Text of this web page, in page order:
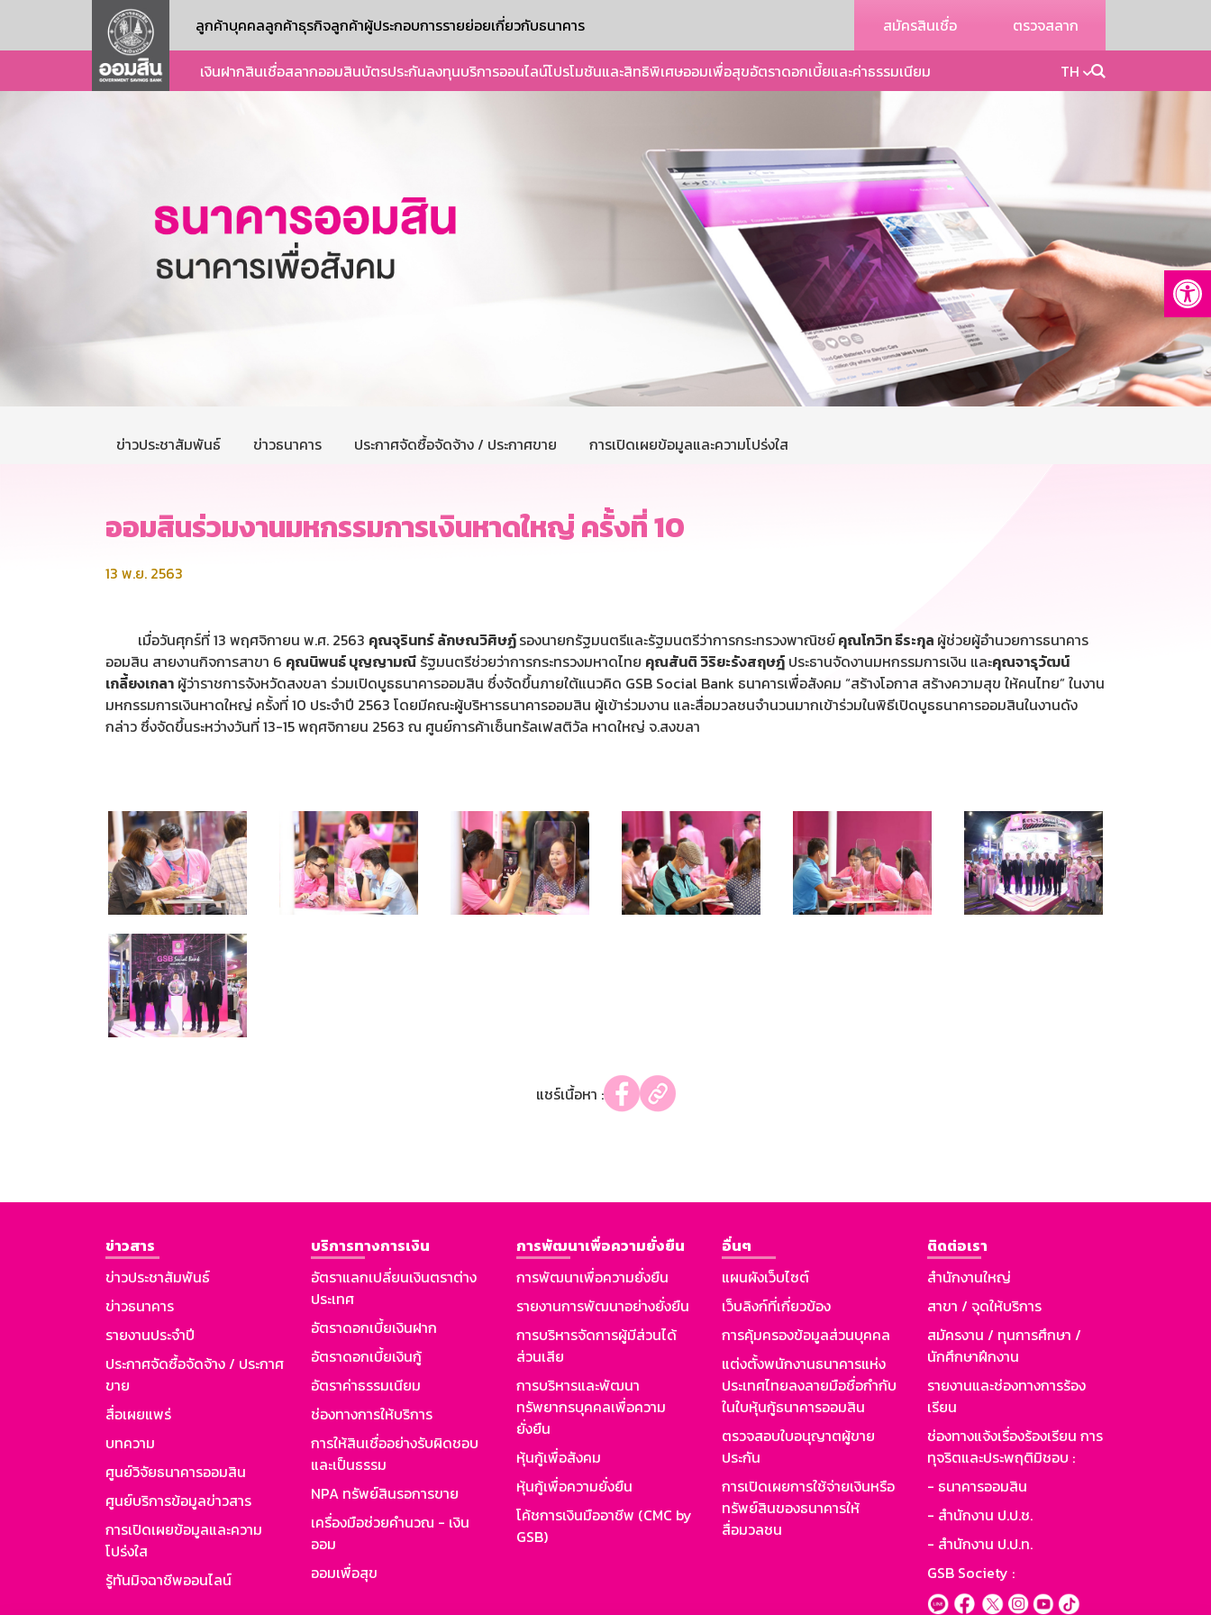
ลูกค้าบุคคลลูกค้าธุรกิจลูกค้าผู้ประกอบการรายย่อยเกี่ยวกับธนาคาร สมัครสินเชื่อ ตรวจสลาก
เงินฝากสินเชื่อสลากออมสินบัตรประกันลงทุนบริการออนไลน์โปรโมชันและสิทธิพิเศษออมเพื่อสุขอัตราดอกเบี้ยและค่าธรรมเนียม TH
ข่าวประชาสัมพันธ์ ข่าวธนาคาร ประกาศจัดซื้อจัดจ้าง / ประกาศขาย การเปิดเผยข้อมูลและความโปร่งใส
ออมสินร่วมงานมหกรรมการเงินหาดใหญ่ ครั้งที่ 10
13 พ.ย. 2563
เมื่อวันศุกร์ที่ 13 พฤศจิกายน พ.ศ. 2563 คุณจุรินทร์ ลักษณวิศิษฏ์รองนายกรัฐมนตรีและรัฐมนตรีว่าการกระทรวงพาณิชย์คุณโกวิท ธีระกุล ผู้ช่วยผู้อำนวยการธนาคาร
ออมสิน สายงานกิจการสาขา 6 คุณนิพนธ์ บุญญามณี รัฐมนตรีช่วยว่าการกระทรวงมหาดไทย คุณสันติ วิริยะรังสฤษฎ์ ประธานจัดงานมหกรรมการเงิน และคุณจารุวัฒน์
เกลี้ยงเกลา ผู้ว่าราชการจังหวัดสงขลา ร่วมเปิดบูธธนาคารออมสิน ซึ่งจัดขึ้นภายใต้แนวคิด GSB Social Bank ธนาคารเพื่อสังคม “สร้างโอกาส สร้างความสุข ให้คนไทย” ในงาน
มหกรรมการเงินหาดใหญ่ ครั้งที่ 10 ประจำปี 2563 โดยมีคณะผู้บริหารธนาคารออมสิน ผู้เข้าร่วมงาน และสื่อมวลชนจำนวนมากเข้าร่วมในพิธีเปิดบูธธนาคารออมสินในงานดัง
กล่าว ซึ่งจัดขึ้นระหว่างวันที่ 13-15 พฤศจิกายน 2563 ณ ศูนย์การค้าเซ็นทรัลเฟสติวัล หาดใหญ่ จ.สงขลา
แชร์เนื้อหา :
ข่าวสาร
ข่าวประชาสัมพันธ์
ข่าวธนาคาร
รายงานประจำปี
ประกาศจัดซื้อจัดจ้าง / ประกาศ
ขาย
สื่อเผยแพร่
บทความ
ศูนย์วิจัยธนาคารออมสิน
ศูนย์บริการข้อมูลข่าวสาร
การเปิดเผยข้อมูลและความ
โปร่งใส
รู้ทันมิจฉาชีพออนไลน์
บริการทางการเงิน
อัตราแลกเปลี่ยนเงินตราต่าง
ประเทศ
อัตราดอกเบี้ยเงินฝาก
อัตราดอกเบี้ยเงินกู้
อัตราค่าธรรมเนียม
ช่องทางการให้บริการ
การให้สินเชื่ออย่างรับผิดชอบ
และเป็นธรรม
NPA ทรัพย์สินรอการขาย
เครื่องมือช่วยคำนวณ - เงิน
ออม
ออมเพื่อสุข
การพัฒนาเพื่อความยั่งยืน
การพัฒนาเพื่อความยั่งยืน
รายงานการพัฒนาอย่างยั่งยืน
การบริหารจัดการผู้มีส่วนได้
ส่วนเสีย
การบริหารและพัฒนา
ทรัพยากรบุคคลเพื่อความ
ยั่งยืน
หุ้นกู้เพื่อสังคม
หุ้นกู้เพื่อความยั่งยืน
โค้ชการเงินมืออาชีพ (CMC by
GSB)
อื่นๆ
แผนผังเว็บไซต์
เว็บลิงก์ที่เกี่ยวข้อง
การคุ้มครองข้อมูลส่วนบุคคล
แต่งตั้งพนักงานธนาคารแห่ง
ประเทศไทยลงลายมือชื่อกำกับ
ในใบหุ้นกู้ธนาคารออมสิน
ตรวจสอบใบอนุญาตผู้ขาย
ประกัน
การเปิดเผยการใช้จ่ายเงินหรือ
ทรัพย์สินของธนาคารให้
สื่อมวลชน
ติดต่อเรา
สำนักงานใหญ่
สาขา / จุดให้บริการ
สมัครงาน / ทุนการศึกษา /
นักศึกษาฝึกงาน
รายงานและช่องทางการร้อง
เรียน
ช่องทางแจ้งเรื่องร้องเรียน การ
ทุจริตและประพฤติมิชอบ :
- ธนาคารออมสิน
- สำนักงาน ป.ป.ช.
- สำนักงาน ป.ป.ท.
GSB Society :